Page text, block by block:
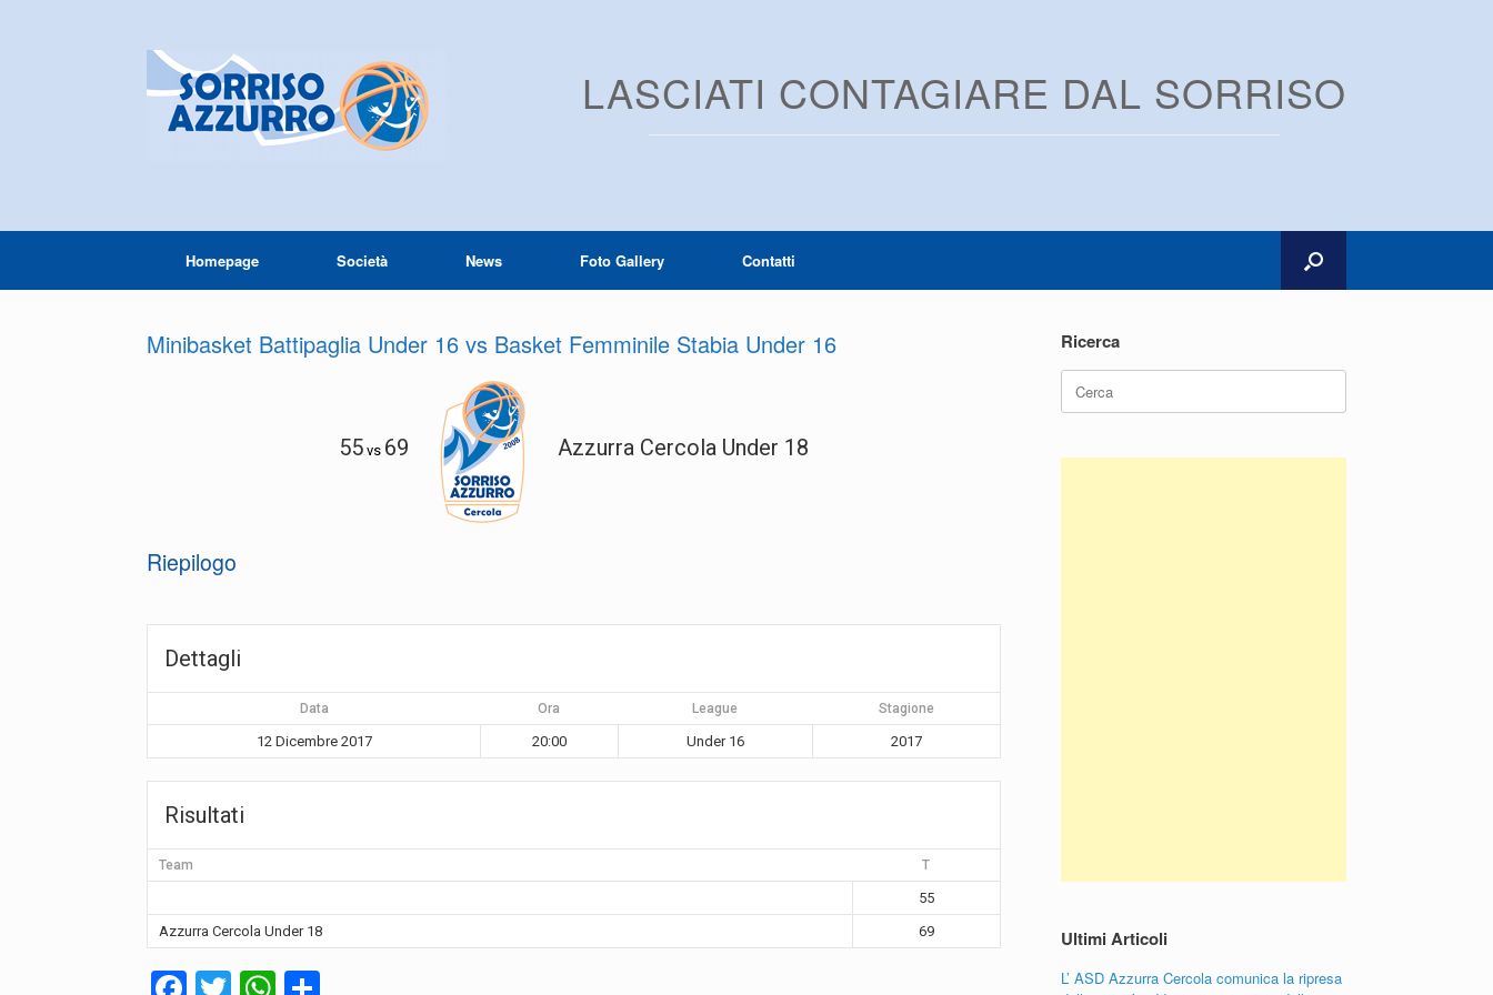
LASCIATI CONTAGIARE DAL SORRISO
Homepage Società News Foto Gallery Contatti
Minibasket Battipaglia Under 16 vs Basket Femminile Stabia Under 16
55 vs 69 Azzurra Cercola Under 18
Riepilogo
Dettagli
Data Ora League Stagione
12 Dicembre 2017 20:00 Under 16 2017
Risultati
Team T
55
Azzurra Cercola Under 18
69
Ricerca
Ricerca
per:
Ultimi Articoli
L’ ASD Azzurra Cercola comunica la ripresa